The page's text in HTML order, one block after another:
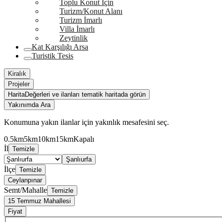
Toplu Konut İçin
Turizm/Konut Alanı
Turizm İmarlı
Villa İmarlı
Zeytinlik
Kat Karşılığı Arsa
Turistik Tesis
Kiralık
Projeler
HaritaDeğerleri ve ilanları tematik haritada görün
Yakınımda Ara
Konumuna yakın ilanlar için yakınlık mesafesini seç.
0.5km5km10km15kmKapalı
İl Temizle
Şanlıurfa
İlçe Temizle
Ceylanpınar
Semt/Mahalle Temizle
15 Temmuz Mahallesi
Fiyat